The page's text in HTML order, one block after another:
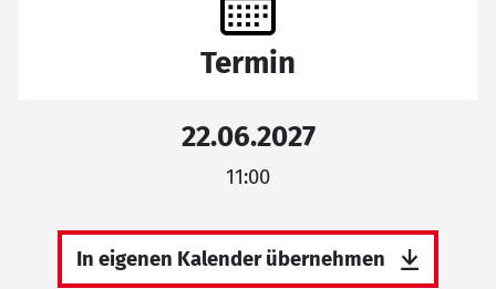
Termin
22.06.2027
11:00
In eigenen Kalender übernehmen